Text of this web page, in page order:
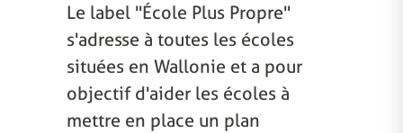
Le label "École Plus Propre"
s'adresse à toutes les écoles
situées en Wallonie et a pour
objectif d'aider les écoles à
mettre en place un plan